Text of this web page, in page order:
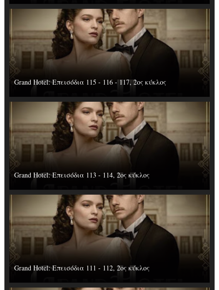
Grand Hotel: Επεισόδια 115 - 116 - 117, 2ος κύκλος
Grand Hotel: Επεισόδια 113 - 114, 2ος κύκλος
Grand Hotel: Επεισόδια 111 - 112, 2ος κύκλος